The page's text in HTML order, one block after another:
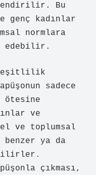
Bu
kadınlar
normlara
edebilir.
çeşitlilik
sadece
ötesine
ve
ve toplumsal
benzer ya da
çıkması,